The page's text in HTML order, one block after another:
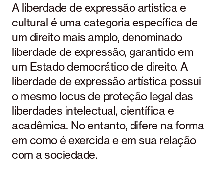
A liberdade de expressão artística e
cultural é uma categoria específica de
um direito mais amplo, denominado
liberdade de expressão, garantido em
um Estado democrático de direito. A
liberdade de expressão artística possui
o mesmo locus de proteção legal das
liberdades intelectual, científica e
acadêmica. No entanto, difere na forma
em como é exercida e em sua relação
com a sociedade.